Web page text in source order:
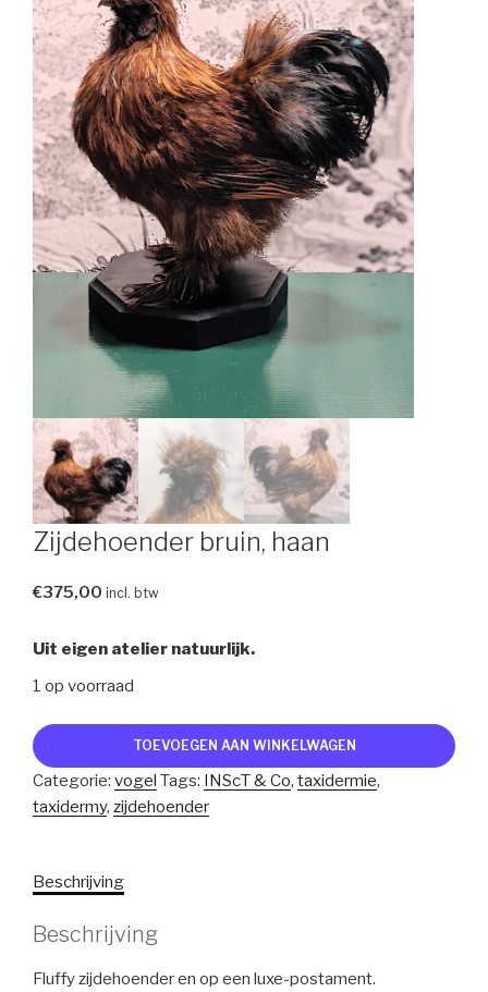
Zijdehoender bruin, haan
€375,00 incl. btw
Uit eigen atelier natuurlijk.
1 op voorraad
Zijdehoender
bruin,
haan
aantal
TOEVOEGEN AAN WINKELWAGEN
Categorie: vogel Tags: INScT & Co, taxidermie,
taxidermy, zijdehoender
Beschrijving
Beschrijving
Fluffy zijdehoender en op een luxe-postament.